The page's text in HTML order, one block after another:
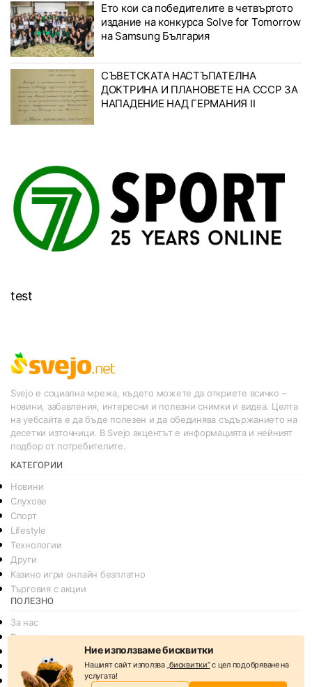
Ето кои са победителите в четвъртото
издание на конкурса Solve for Tomorrow
на Samsung България
СЪВЕТСКАТА НАСТЪПАТЕЛНА
ДОКТРИНА И ПЛАНОВЕТЕ НА СССР ЗА
НАПАДЕНИЕ НАД ГЕРМАНИЯ II
test
Svejo е социална мрежа, където можете да откриете всичко –
новини, забавления, интересни и полезни снимки и видеа. Целта
на уебсайта е да бъде полезен и да обединява съдържанието на
десетки източници. В Svejo акцентът е информацията и нейният
подбор от потребителите.
КАТЕГОРИИ
Новини
Слухове
Спорт
Lifestyle
Технологии
Други
Казино игри онлайн безплатно
Търговия с акции
ПОЛЕЗНО
За нас
Реклама
Условия за споделяне
Политика за поверителснот
Ние използваме бисквитки
Нашият сайт използва „бисквитки“с цел подобряване на
услугата!